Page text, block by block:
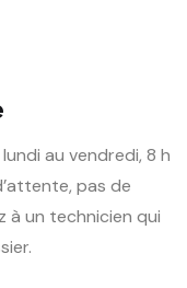
au vendredi, 8 h
pas de
à un technicien qui